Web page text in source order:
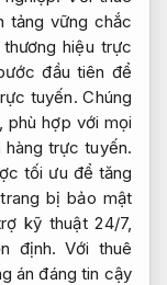
tảng vững chắc
hiệu trực
đầu tiên để
tuyến. Chúng
phù hợp với mọi
trực tuyến.
tối ưu để tăng
bị bảo mật
kỹ thuật 24/7,
định. Với thuê
án đáng tin cậy